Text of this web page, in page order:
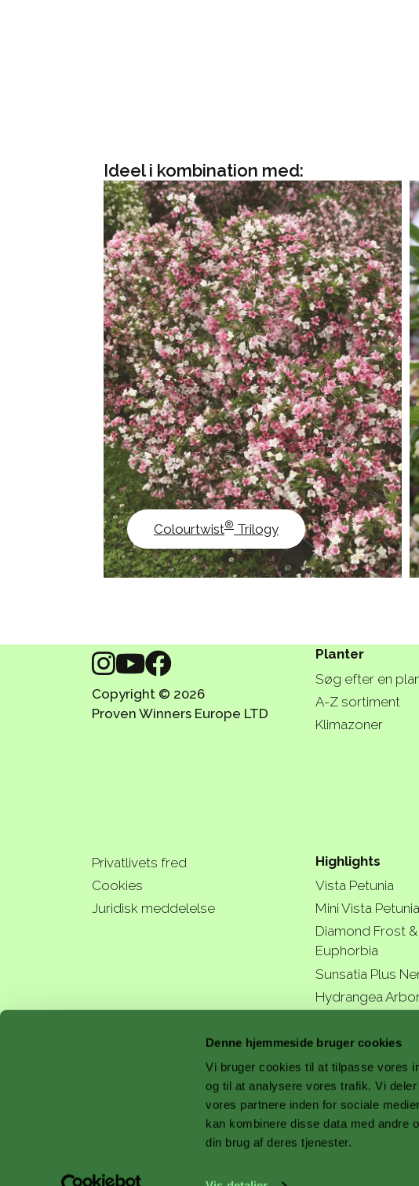
Denne hjemmeside bruger cookies
Vi bruger cookies til at tilpasse vores
og til at analysere vores trafik. Vi
vores partnere inden for sociale
kan kombinere disse data med andre
din brug af deres tjenester.
Ideel i kombination med:
Colourtwist® Trilogy
Copyright © 2026
Proven Winners Europe LTD
Planter
Søg efter en
A-Z sortiment
Klimazoner
Privatlivets fred
Cookies
Juridisk meddelelse
Highlights
Vista Petunia
Mini Vista Petunia
Diamond Frost
Euphorbia
Sunsatia Plus
Hydrangea
a
with a